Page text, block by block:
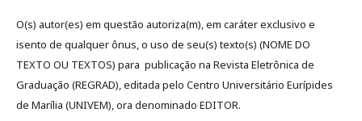
O(s) autor(es) em questão autoriza(m), em caráter exclusivo e
isento de qualquer ônus, o uso de seu(s) texto(s) (NOME DO
TEXTO OU TEXTOS) para publicação na Revista Eletrônica de
Graduação (REGRAD), editada pelo Centro Universitário Eurípides
de Marília (UNIVEM), ora denominado EDITOR.